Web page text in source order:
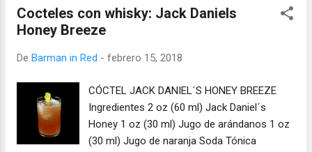
Cocteles con whisky: Jack Daniels
Honey Breeze
De Barman in Red - febrero 15, 2018
CÓCTEL JACK DANIEL´S HONEY BREEZE
Ingredientes 2 oz (60 ml) Jack Daniel´s
Honey 1 oz (30 ml) Jugo de arándanos 1 oz
(30 ml) Jugo de naranja Soda Tónica